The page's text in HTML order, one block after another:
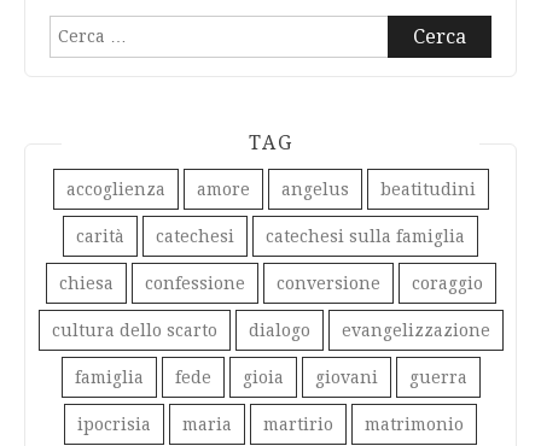
Ricerca
TAG
accoglienza amore angelus beatitudini
carità catechesi catechesi sulla famiglia
chiesa confessione conversione coraggio
cultura dello scarto dialogo evangelizzazione
famiglia fede gioia giovani guerra
ipocrisia maria martirio matrimonio